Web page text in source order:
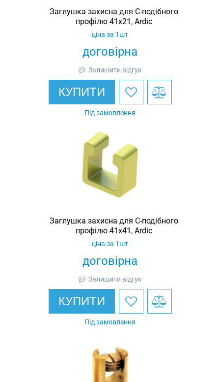
Заглушка захисна для С-подібного
профілю 41х21, Ardic
договірна
ціна за 1шт
Залишити відгук
КУПИТИ
Під замовлення
Заглушка захисна для С-подібного
профілю 41х41, Ardic
договірна
ціна за 1шт
Залишити відгук
КУПИТИ
Під замовлення